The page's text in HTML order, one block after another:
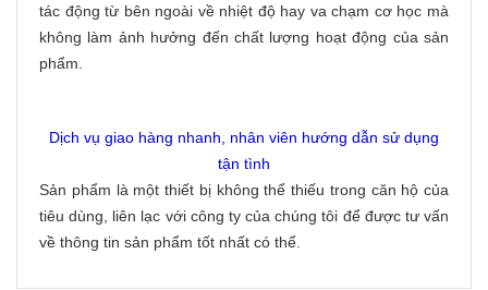
tác động từ bên ngoài về nhiệt độ hay va chạm cơ học mà
không làm ảnh hưởng đến chất lượng hoạt động của sản
phẩm.
Dịch vụ giao hàng nhanh, nhân viên hướng dẫn sử dụng
tận tình
Sản phẩm là một thiết bị không thể thiếu trong căn hộ của
tiêu dùng, liên lạc với công ty của chúng tôi để được tư vấn
về thông tin sản phẩm tốt nhất có thể.